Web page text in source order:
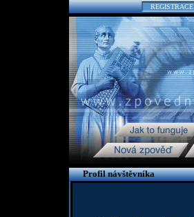
REGISTRACE
Profil návštěvníka